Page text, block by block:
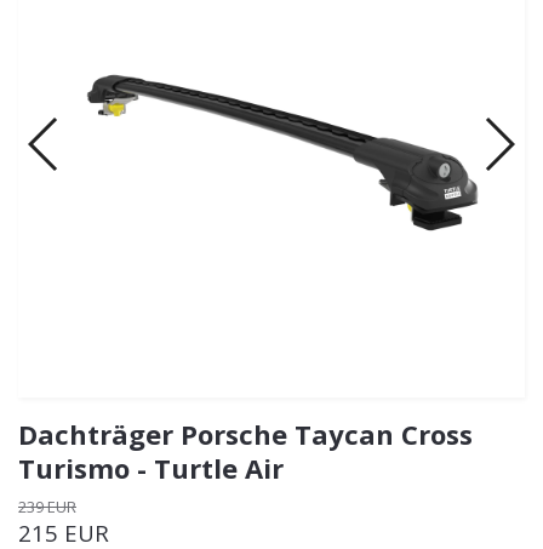
Dachträger Porsche Taycan Cross
Turismo - Turtle Air
239 EUR
215 EUR